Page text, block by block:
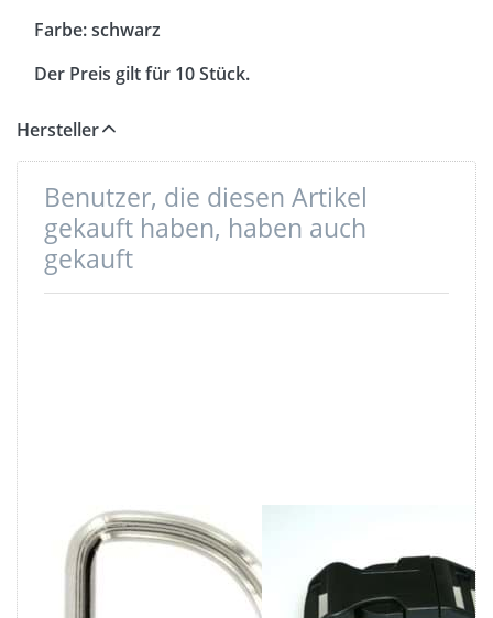
Farbe: schwarz
Der Preis gilt für 10 Stück.
Hersteller
Benutzer, die diesen Artikel
gekauft haben, haben auch
gekauft
16mm D-Ring
geschweißt aus
Steckschließer -
15mm